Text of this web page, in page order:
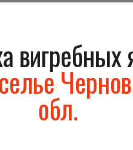
вигребных
обл.